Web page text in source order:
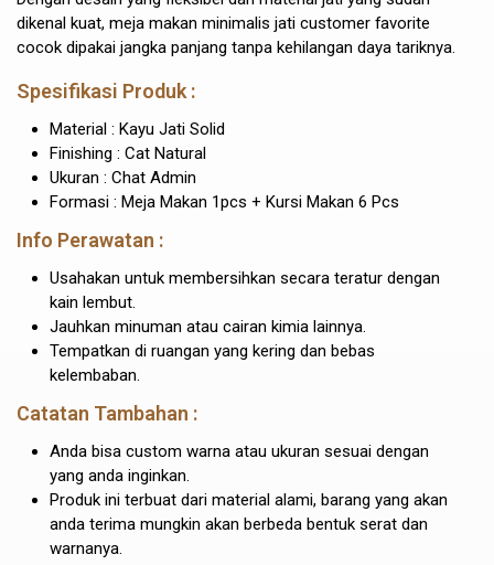
dikenal kuat, meja makan minimalis jati customer favorite
cocok dipakai jangka panjang tanpa kehilangan daya tariknya.
Spesifikasi Produk :
Material : Kayu Jati Solid
Finishing : Cat Natural
Ukuran : Chat Admin
Formasi : Meja Makan 1pcs + Kursi Makan 6 Pcs
Info Perawatan :
Usahakan untuk membersihkan secara teratur dengan
kain lembut.
Jauhkan minuman atau cairan kimia lainnya.
Tempatkan di ruangan yang kering dan bebas
kelembaban.
Catatan Tambahan :
Anda bisa custom warna atau ukuran sesuai dengan
yang anda inginkan.
Produk ini terbuat dari material alami, barang yang akan
anda terima mungkin akan berbeda bentuk serat dan
warnanya.